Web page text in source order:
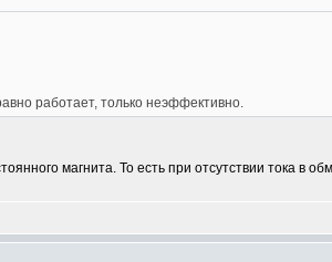
работает, только неэффективно.
магнита. То есть при отсутствии тока в